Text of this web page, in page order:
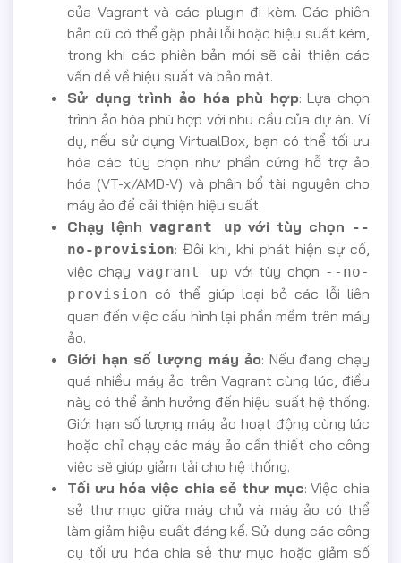
của Vagrant và các plugin đi kèm. Các phiên
bản cũ có thể gặp phải lỗi hoặc hiệu suất kém,
trong khi các phiên bản mới sẽ cải thiện các
vấn đề về hiệu suất và bảo mật.
Sử dụng trình ảo hóa phù hợp: Lựa chọn
trình ảo hóa phù hợp với nhu cầu của dự án. Ví
dụ, nếu sử dụng VirtualBox, bạn có thể tối ưu
hóa các tùy chọn như phần cứng hỗ trợ ảo
hóa (VT-x/AMD-V) và phân bổ tài nguyên cho
máy ảo để cải thiện hiệu suất.
Chạy lệnh vagrant up với tùy chọn --
no-provision: Đôi khi, khi phát hiện sự cố,
việc chạy vagrant up với tùy chọn --no-
provision có thể giúp loại bỏ các lỗi liên
quan đến việc cấu hình lại phần mềm trên máy
ảo.
Giới hạn số lượng máy ảo: Nếu đang chạy
quá nhiều máy ảo trên Vagrant cùng lúc, điều
này có thể ảnh hưởng đến hiệu suất hệ thống.
Giới hạn số lượng máy ảo hoạt động cùng lúc
hoặc chỉ chạy các máy ảo cần thiết cho công
việc sẽ giúp giảm tải cho hệ thống.
Tối ưu hóa việc chia sẻ thư mục: Việc chia
sẻ thư mục giữa máy chủ và máy ảo có thể
làm giảm hiệu suất đáng kể. Sử dụng các công
cụ tối ưu hóa chia sẻ thư mục hoặc giảm số